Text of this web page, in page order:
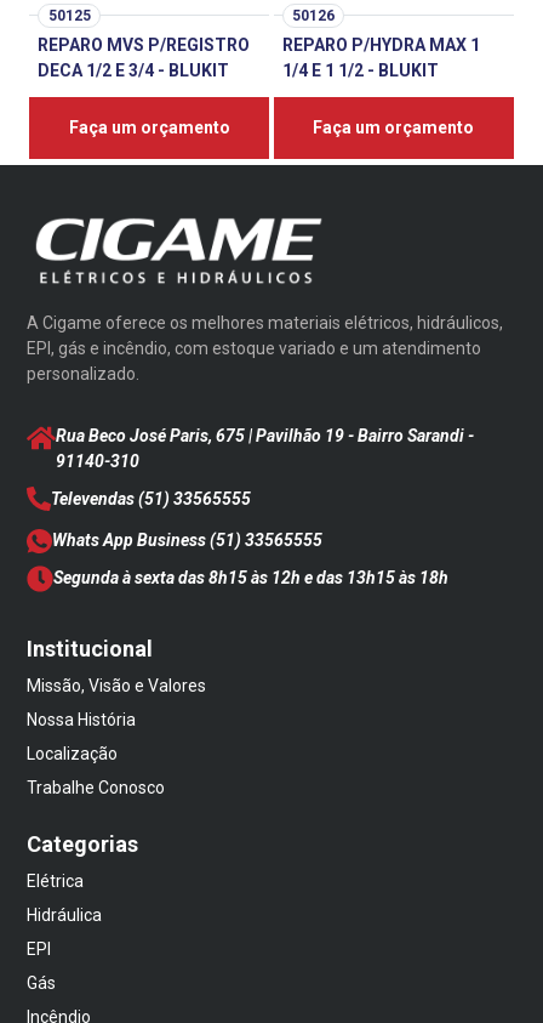
50125
REPARO MVS P/REGISTRO
DECA 1/2 E 3/4 - BLUKIT
Faça um orçamento
50126
REPARO P/HYDRA MAX 1
1/4 E 1 1/2 - BLUKIT
Faça um orçamento
A Cigame oferece os melhores materiais elétricos, hidráulicos,
EPI, gás e incêndio, com estoque variado e um atendimento
personalizado.
Rua Beco José Paris, 675 | Pavilhão 19 - Bairro Sarandi-
91140-310
Televendas(51) 33565555
Whats App Business(51) 33565555
Segunda à sexta das 8h15 às 12h e das 13h15 às 18h
Institucional
Missão, Visão e Valores
Nossa História
Localização
Trabalhe Conosco
Categorias
Elétrica
Hidráulica
EPI
Gás
Incêndio